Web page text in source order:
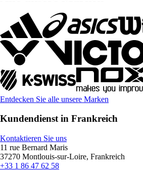
Entdecken Sie alle unsere Marken
Kundendienst in Frankreich
Kontaktieren Sie uns
11 rue Bernard Maris
37270 Montlouis-sur-Loire, Frankreich
+33 1 86 47 62 58